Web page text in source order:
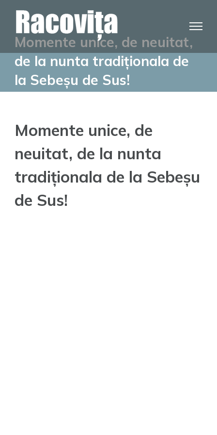
contentMomente unice, de neuitat,
de la nunta tradiționala de
la Sebeșu de Sus!
Momente unice, de
neuitat, de la nunta
tradiționala de la Sebeșu
de Sus!